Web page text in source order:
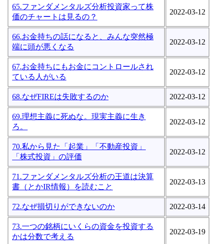
65.ファンダメンタルズ分析投資家って株
価のチャートは見るの？
2022-03-12
66.お金持ちの話になると、みんな突然極
端に頭が悪くなる
2022-03-12
67.お金持ちにもお金にコントロールされ
ている人がいる
2022-03-12
68.なぜFIREは失敗するのか 2022-03-12
69.理想主義に死ぬな。現実主義に生き
ろ。
2022-03-12
70.私から見た「起業」「不動産投資」
「株式投資」の評価
2022-03-12
71.ファンダメンタルズ分析の王道は決算
書（とかIR情報）を読むこと
2022-03-13
72.なぜ損切りができないのか 2022-03-14
73.一つの銘柄にいくらの資金を投資する
かは分数で考える
2022-03-19